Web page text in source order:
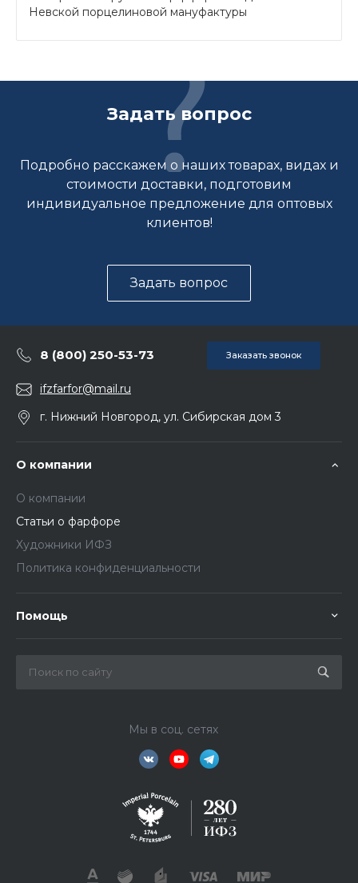
Невской порцелиновой мануфактуры
Задать вопрос
Подробно расскажем о наших товарах, видах и
стоимости доставки, подготовим
индивидуальное предложение для оптовых
клиентов!
Задать вопрос
8 (800) 250-53-73 Заказать звонок
ifzfarfor@mail.ru
г. Нижний Новгород, ул. Сибирская дом 3
О компании
О компании
Статьи о фарфоре
Художники ИФЗ
Политика конфиденциальности
Помощь
Мы в соц. сетях